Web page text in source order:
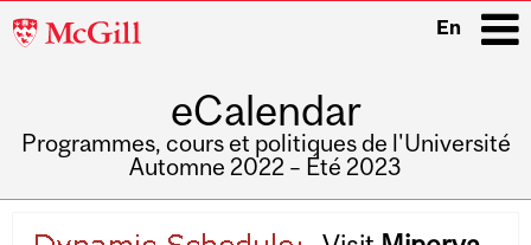
McGill
En
eCalendar
Programmes, cours et politiques de l'Université
Automne 2022 – Été 2023